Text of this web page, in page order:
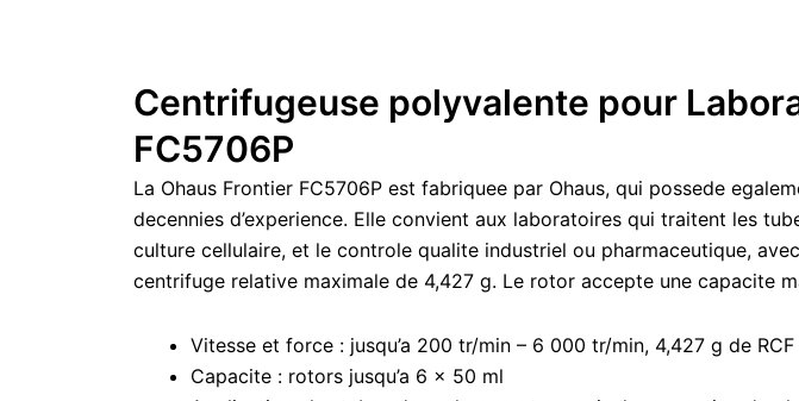
Centrifugeuse polyvalente pour
FC5706P
La Ohaus Frontier FC5706P est fabriquee par Ohaus, qui possede
decennies d’experience. Elle convient aux laboratoires qui traitent les
culture cellulaire, et le controle qualite industriel ou pharmaceutique,
centrifuge relative maximale de 4,427 g. Le rotor accepte une capacite
Vitesse et force : jusqu’a 200 tr/min – 6 000 tr/min, 4,427 g de
Capacite : rotors jusqu’a 6 x 50 ml